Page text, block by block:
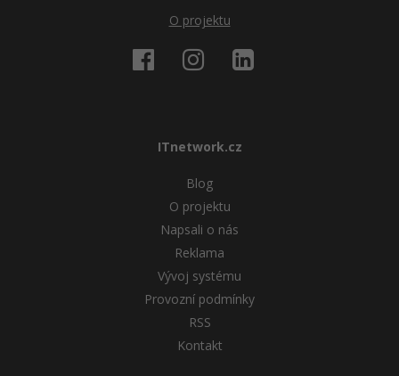
O projektu
ITnetwork.cz
Blog
O projektu
Napsali o nás
Reklama
Vývoj systému
Provozní podmínky
RSS
Kontakt